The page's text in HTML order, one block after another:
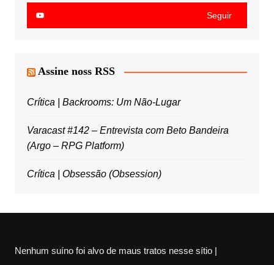
Seguir
Assine noss RSS
Crítica | Backrooms: Um Não-Lugar
Varacast #142 – Entrevista com Beto Bandeira
(Argo – RPG Platform)
Crítica | Obsessão (Obsession)
Nenhum suíno foi alvo de maus tratos nesse sítio |